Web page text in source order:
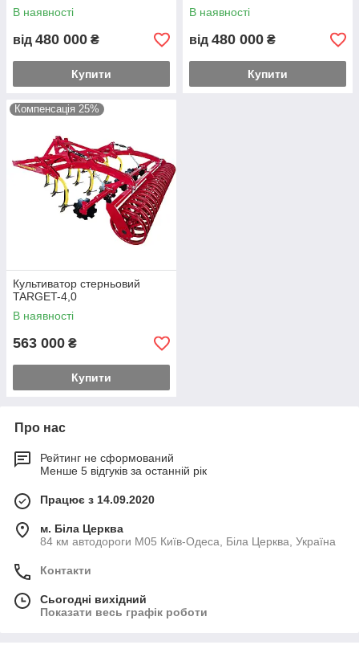
В наявності
від 480 000 ₴
Купити
В наявності
від 480 000 ₴
Купити
Компенсація 25%
Культиватор стерньовий
TARGET-4,0
В наявності
563 000 ₴
Купити
Про нас
Рейтинг не сформований
Менше 5 відгуків за останній рік
Працює з 14.09.2020
м. Біла Церква
84 км автодороги М05 Київ-Одеса, Біла Церква, Україна
Контакти
Сьогодні вихідний
Показати весь графік роботи